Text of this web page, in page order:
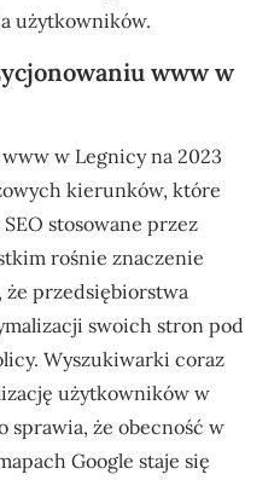
użytkowników.
www w
w Legnicy na 2023
kierunków, które
stosowane przez
rośnie znaczenie
że przedsiębiorstwa
swoich stron pod
Wyszukiwarki coraz
użytkowników w
sprawia, że obecność w
Google staje się